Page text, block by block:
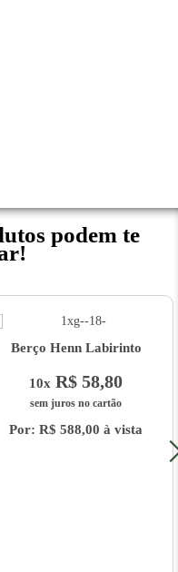
podem te
Berço Henn Labirinto
10x R$ 58,80
sem juros no cartão
Por: R$ 588,00 à vista